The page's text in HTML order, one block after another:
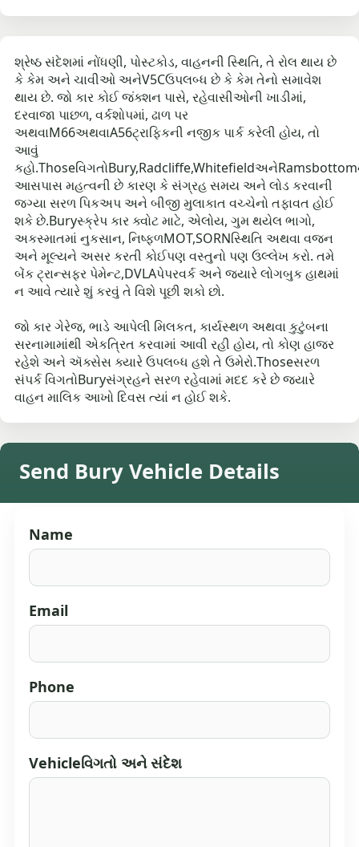
શ્રેષ્ઠ સંદેશમાં નોંધણી, પોસ્ટકોડ, વાહનની સ્થિતિ, તે રોલ થાય છે
કે કેમ અને ચાવીઓ અનેV5Cઉપલબ્ધ છે કે કેમ તેનો સમાવેશ
થાય છે. જો કાર કોઈ જંક્શન પાસે, રહેવાસીઓની ખાડીમાં,
દરવાજા પાછળ, વર્કશોપમાં, ઢાળ પર
અથવાM66અથવાA56ટ્રાફિકની નજીક પાર્ક કરેલી હોય, તો
આવું
આસપાસ મહત્વની છે કારણ કે સંગ્રહ સમય અને લોડ કરવાની
જગ્યા સરળ પિકઅપ અને બીજી મુલાકાત વચ્ચેનો તફાવત હોઈ
શકે છે.Buryસ્ક્રેપ કાર ક્વોટ માટે, એલોય, ગુમ થયેલ ભાગો,
અકસ્માતમાં નુકસાન, નિષ્ફળMOT,SORNસ્થિતિ અથવા વજન
અને મૂલ્યને અસર કરતી કોઈપણ વસ્તુનો પણ ઉલ્લેખ કરો. તમે
બેંક ટ્રાન્સફર પેમેન્ટ,DVLAપેપરવર્ક અને જ્યારે લોગબુક હાથમાં
ન આવે ત્યારે શું કરવું તે વિશે પૂછી શકો છો.
જો કાર ગેરેજ, ભાડે આપેલી મિલકત, કાર્યસ્થળ અથવા કુટુંબના
સરનામામાંથી એકત્રિત કરવામાં આવી રહી હોય, તો કોણ હાજર
રહેશે અને ઍક્સેસ ક્યારે ઉપલબ્ધ હશે તે ઉમેરો.Thoseસરળ
સંપર્ક વિગતોBuryસંગ્રહને સરળ રહેવામાં મદદ કરે છે જ્યારે
વાહન માલિક આખો દિવસ ત્યાં ન હોઈ શકે.
Send Bury Vehicle Details
Name
Email
Phone
Vehicleવિગતો અને સંદેશ